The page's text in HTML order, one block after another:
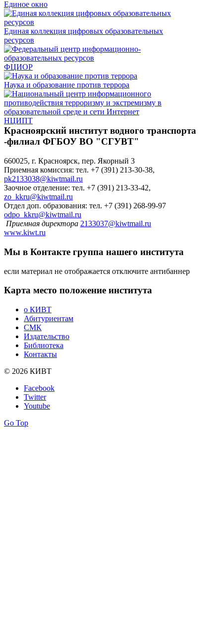
Единое окно
Единая коллекция цифровых образовательных
ресурсов
ФЦИОР
Наука и образование против террора
НЦИПТ
Красноярский институт водного транспорта
-филиал ФГБОУ ВО "СГУВТ"
660025, г. Красноярск, пер. Якорный 3
Приемная комиссия: тел. +7 (391) 213-30-38,
pk2133038@kiwtmail.ru
Заочное отделение: тел. +7 (391) 213-33-42,
zo_kkru@kiwtmail.ru
Отдел доп. образования: тел. +7 (391) 268-99-97
odpo_kkru@kiwtmail.ru
Приемная директора 2133037@kiwtmail.ru
www.kiwt.ru
Мы в Контакте группа нашего института
если материал не отображается отключите антибаннер
Карта место положение института
о КИВТ
Абитуриентам
СМК
Издательство
Библиотека
Контакты
© 2026 КИВТ
Facebook
Twitter
Youtube
Go Top